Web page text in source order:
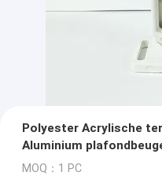
Polyester Acrylische
Aluminium
MOQ：1 PC